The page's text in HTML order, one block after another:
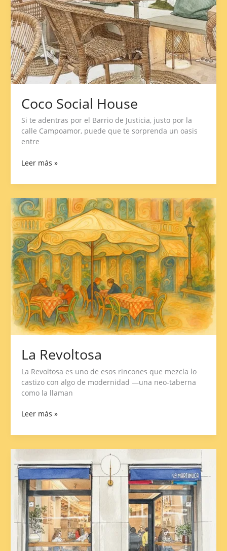
Coco Social House
Si te adentras por el Barrio de Justicia, justo por la
calle Campoamor, puede que te sorprenda un oasis
entre
Leer más »
La Revoltosa
La Revoltosa es uno de esos rincones que mezcla lo
castizo con algo de modernidad —una neo-taberna
como la llaman
La
Revoltosa
Leer más »
Martinuca